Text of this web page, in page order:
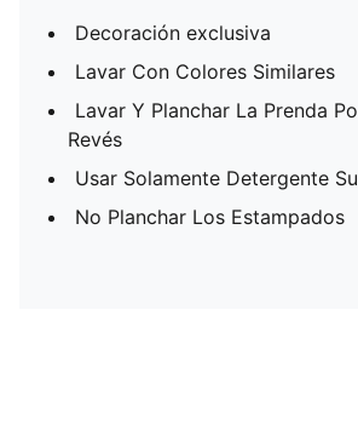
Decoración exclusiva
Lavar Con Colores Similares
Lavar Y Planchar La Prenda
Revés
Usar Solamente Detergente
No Planchar Los Estampados